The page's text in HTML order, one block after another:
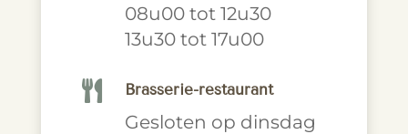
08u00 tot 12u30
13u30 tot 17u00
 Brasserie-restaurant
Gesloten op dinsdag